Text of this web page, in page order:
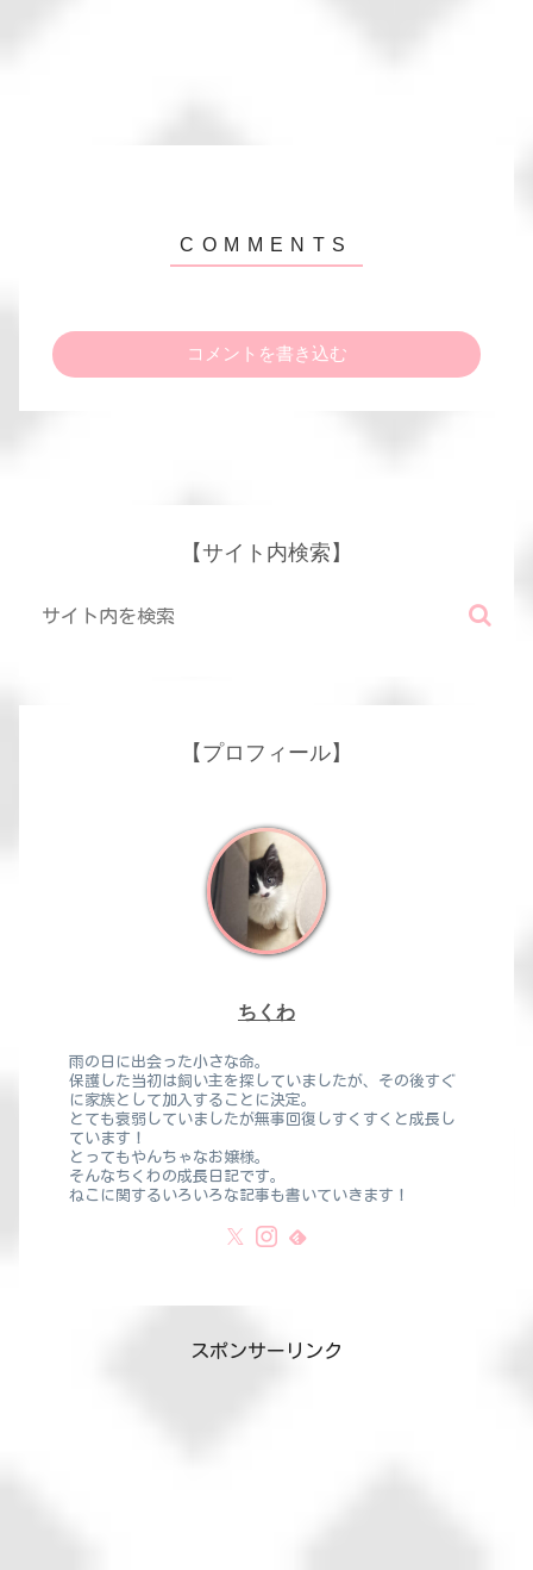
コメントを書き込む
【サイト内検索】
【プロフィール】
ちくわ
雨の日に出会った小さな命。
保護した当初は飼い主を探していましたが、その後すぐ
に家族として加入することに決定。
とても衰弱していましたが無事回復しすくすくと成長し
ています！
とってもやんちゃなお嬢様。
そんなちくわの成長日記です。
ねこに関するいろいろな記事も書いていきます！
スポンサーリンク